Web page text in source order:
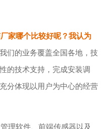
家哪个比较好呢？我认为
我们的业务覆盖全国各地，技
的技术支持，完成安装调
分体现以用户为中心的经营
理软件、前端传感器以及